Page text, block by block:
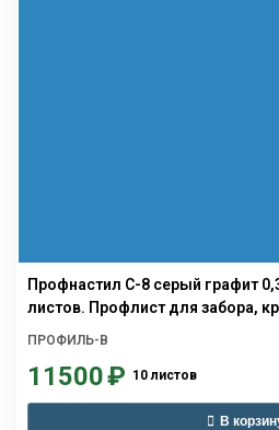
Профнастил С-8 серый графит 0,35х1200х2000 мм. 10
листов. Профлист для забора,
фасадов
ПРОФИЛЬ-В
11500₽ 10 листов
В